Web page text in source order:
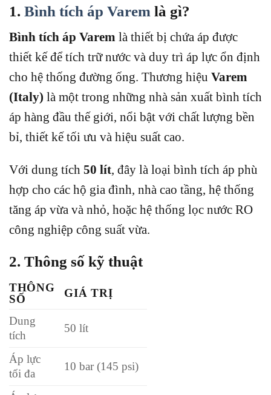
1. Bình tích áp Varem là gì?
Bình tích áp Varem là thiết bị chứa áp được
thiết kế để tích trữ nước và duy trì áp lực ổn định
cho hệ thống đường ống. Thương hiệu Varem
(Italy) là một trong những nhà sản xuất bình tích
áp hàng đầu thế giới, nổi bật với chất lượng bền
bỉ, thiết kế tối ưu và hiệu suất cao.
Với dung tích 50 lít, đây là loại bình tích áp phù
hợp cho các hộ gia đình, nhà cao tầng, hệ thống
tăng áp vừa và nhỏ, hoặc hệ thống lọc nước RO
công nghiệp công suất vừa.
2. Thông số kỹ thuật
THÔNG
SỐ
GIÁ TRỊ
Dung
tích
50 lít
Áp lực
tối đa
10 bar (145 psi)